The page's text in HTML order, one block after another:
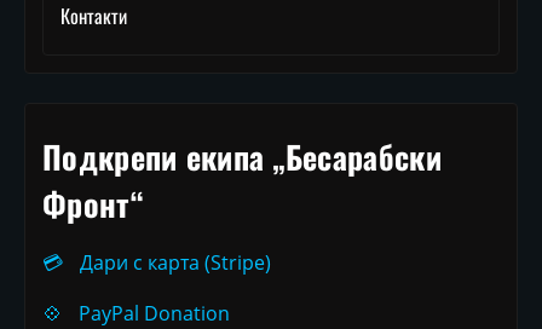
Контакти
Подкрепи екипа „Бесарабски
Фронт“
💳
Дари с карта (Stripe)
💠
PayPal Donation